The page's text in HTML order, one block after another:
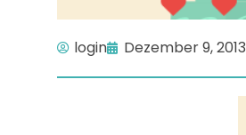
login Dezember 9, 2013